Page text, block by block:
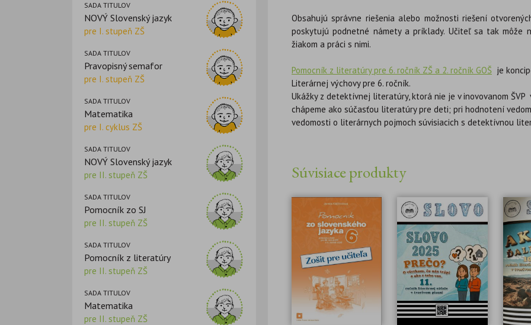
SADA TITULOV
NOVÝ Slovenský jazyk
pre I. stupeň ZŠ
SADA TITULOV
Pravopisný semafor
pre I. stupeň ZŠ
SADA TITULOV
Matematika
pre I. cyklus ZŠ
SADA TITULOV
NOVÝ Slovenský jazyk
pre II. stupeň ZŠ
SADA TITULOV
Pomocník zo SJ
pre II. stupeň ZŠ
SADA TITULOV
Pomocník z literatúry
pre II. stupeň ZŠ
SADA TITULOV
Matematika
pre II. stupeň ZŠ
Obsahujú správne riešenia alebo možnosti riešení
poskytujú podnetné námety a príklady. Učiteľ sa tak môže
žiakom a práci s nimi.
Pomocník z literatúry pre 6. ročník ZŠ a 2. ročník GOŠ je
Literárnej výchovy pre 6. ročník.
Ukážky z detektívnej literatúry, ktorá nie je v inovovanom
chápeme ako súčasťou literatúry pre deti; pri hodnotení
vedomosti o literárnych pojmoch súvisiacich s detektívnou
Súvisiace produkty